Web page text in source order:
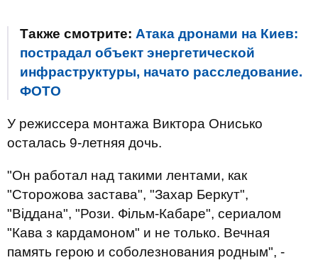
Также смотрите: Атака дронами на Киев:
пострадал объект энергетической
инфраструктуры, начато расследование.
ФОТО
У режиссера монтажа Виктора Онисько
осталась 9-летняя дочь.
"Он работал над такими лентами, как
"Сторожова застава", "Захар Беркут",
"Віддана", "Рози. Фільм-Кабаре", сериалом
"Кава з кардамоном" и не только. Вечная
память герою и соболезнования родным", -